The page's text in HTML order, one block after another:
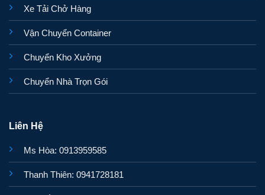
Xe Tải Chở Hàng
Vận Chuyển Container
Chuyển Kho Xưởng
Chuyển Nhà Trọn Gói
Liên Hệ
Ms Hòa: 0913959585
Thanh Thiên: 0941728181